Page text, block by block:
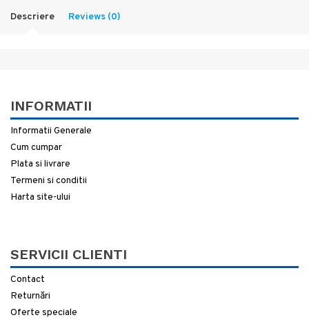
Descriere Reviews (0)
INFORMATII
Informatii Generale
Cum cumpar
Plata si livrare
Termeni si conditii
Harta site-ului
SERVICII CLIENTI
Contact
Returnări
Oferte speciale